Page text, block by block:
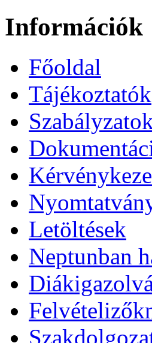
Információk
Főoldal
Tájékoztatók
Letöltések
Neptunban